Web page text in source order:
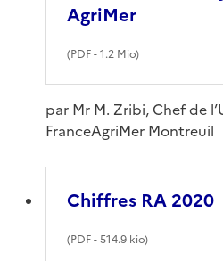
AgriMer
(PDF- 1.2 Mio)
par Mr M. Zribi, Chef de
FranceAgriMer Montreuil
Chiffres RA 2020
(PDF- 514.9 kio)